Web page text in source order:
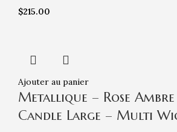
$215.00
Ajouter au panier
Metallique – Rose Ambre
Candle Large – Multi